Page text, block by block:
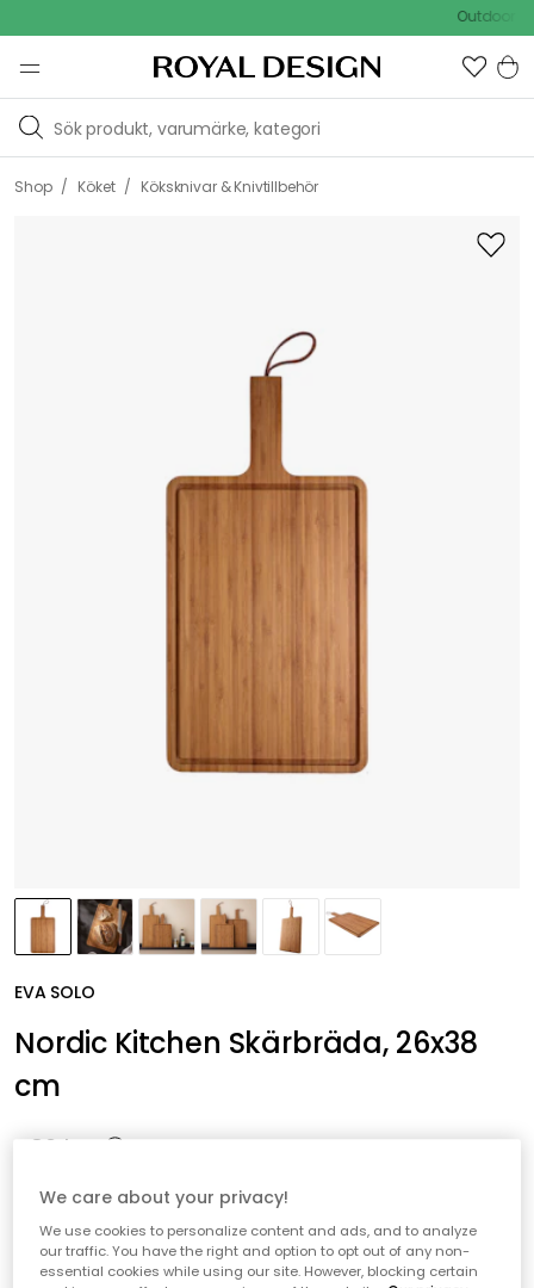
Outdoor Sale
Shop / Köket / Köksknivar & Knivtillbehör
EVA SOLO
Nordic Kitchen Skärbräda, 26x38
cm
482 kr
Nordic Kitchen skärbräda från Eva Solo i tålig bambu perfekt
för vardagsbruk.
We care about your privacy!
We use cookies to personalize content and ads, and to analyze
our traffic. You have the right and option to opt out of any non-
essential cookies while using our site. However, blocking certain